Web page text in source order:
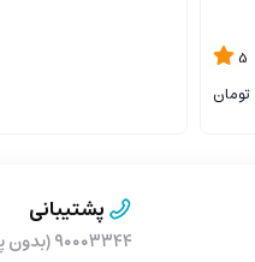
5
تومان
پشتیبانی
۹۰۰۰۳۳۴۴ (بدون پیش شماره)